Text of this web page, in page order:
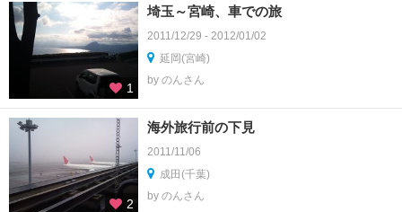
1
埼玉～宮崎、車での旅
2011/12/29 - 2012/01/02
延岡(宮崎)
by のんさん
2
海外旅行前の下見
2011/11/06
成田(千葉)
by のんさん